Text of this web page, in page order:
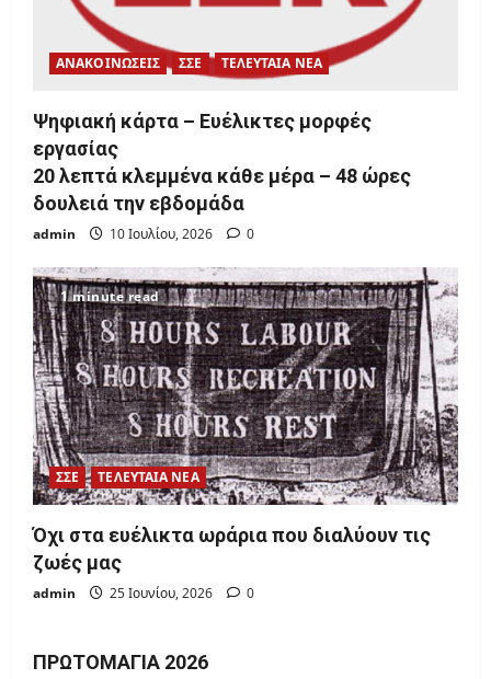
ΑΝΑΚΟΙΝΩΣΕΙΣ ΣΣΕ ΤΕΛΕΥΤΑΙΑ ΝΕΑ
Ψηφιακή κάρτα – Ευέλικτες μορφές
εργασίας
20 λεπτά κλεμμένα κάθε μέρα – 48 ώρες
δουλειά την εβδομάδα
admin 10 Ιουλίου, 2026 0
1 minute read
ΣΣΕ ΤΕΛΕΥΤΑΙΑ ΝΕΑ
Όχι στα ευέλικτα ωράρια που διαλύουν τις
ζωές μας
admin 25 Ιουνίου, 2026 0
ΠΡΩΤΟΜΑΓΙΆ 2026